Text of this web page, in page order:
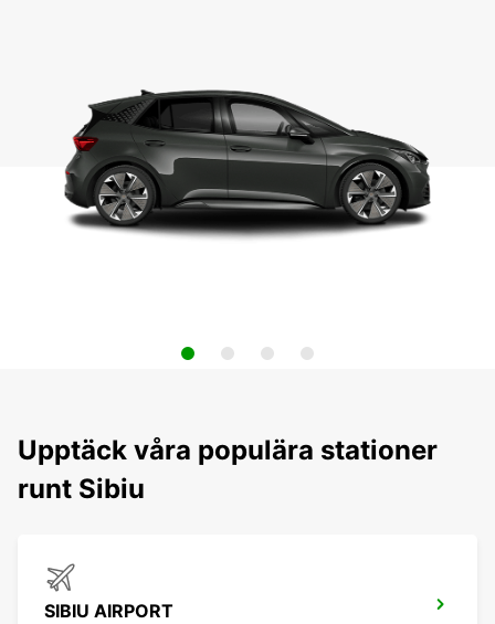
Upptäck våra populära stationer
runt Sibiu
SIBIU AIRPORT